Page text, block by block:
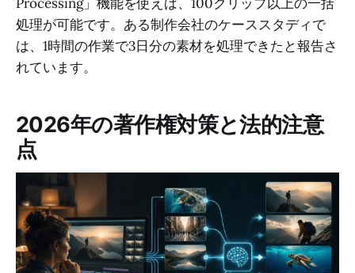
処理が可能です。ある制作会社のケーススタディで
は、1時間の作業で3日分の素材を処理できたと報告さ
れています。
2026年の著作権対策と法的注意
点